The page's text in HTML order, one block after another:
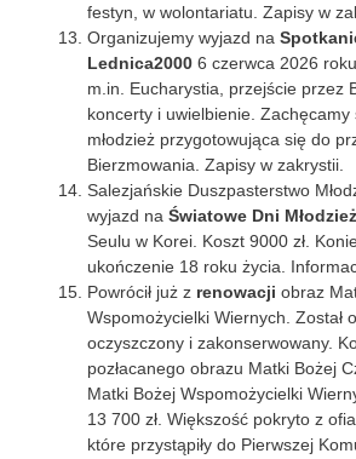
festyn, w wolontariatu. Zapisy w
Organizujemy wyjazd na
Lednica2000 6 czerwca 2026
m.in. Eucharystia, przejście przez
koncerty i uwielbienie. Zachęcamy
młodzież przygotowująca się do
Bierzmowania. Zapisy w zakrystii.
Salezjańskie Duszpasterstwo
wyjazd na Światowe Dni
Seulu w Korei. Koszt 9000 zł.
ukończenie 18 roku życia.
Powrócił już z renowacji obraz
Wspomożycielki Wiernych. Został
oczyszczony i zakonserwowany.
pozłacanego obrazu Matki Bożej
Matki Bożej Wspomożycielki
13 700 zł. Większość pokryto z
które przystąpiły do Pierwszej